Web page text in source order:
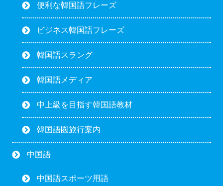
便利な韓国語フレーズ
ビジネス韓国語フレーズ
韓国語スラング
韓国語メディア
中上級を目指す韓国語教材
韓国語圏旅行案内
中国語
中国語スポーツ用語